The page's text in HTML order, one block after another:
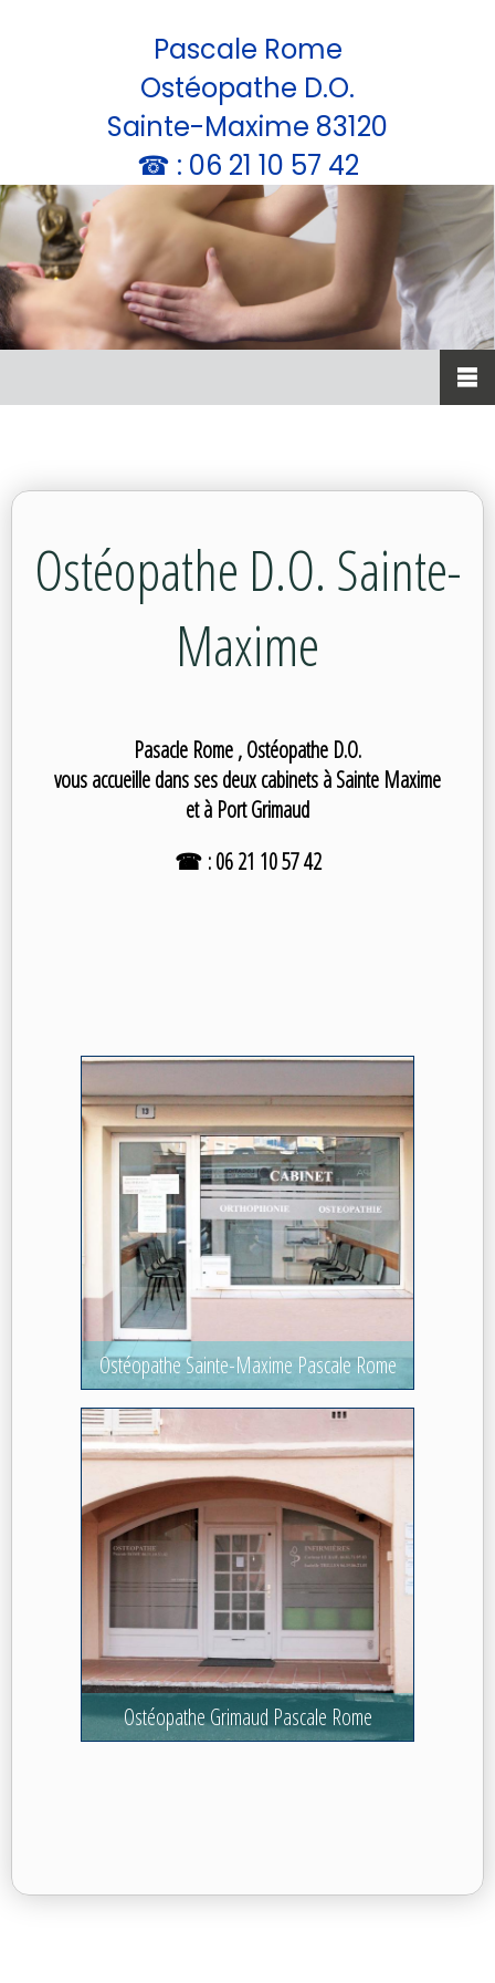
Pascale Rome
Ostéopathe D.O.
Sainte-Maxime 83120
☎ : 06 21 10 57 42
Ostéopathe D.O. Sainte-
Maxime
Pasacle Rome , Ostéopathe D.O.
vous accueille dans ses deux cabinets à Sainte Maxime
et à Port Grimaud
☎ : 06 21 10 57 42
Ostéopathe Sainte-Maxime Pascale Rome
Ostéopathe Grimaud Pascale Rome